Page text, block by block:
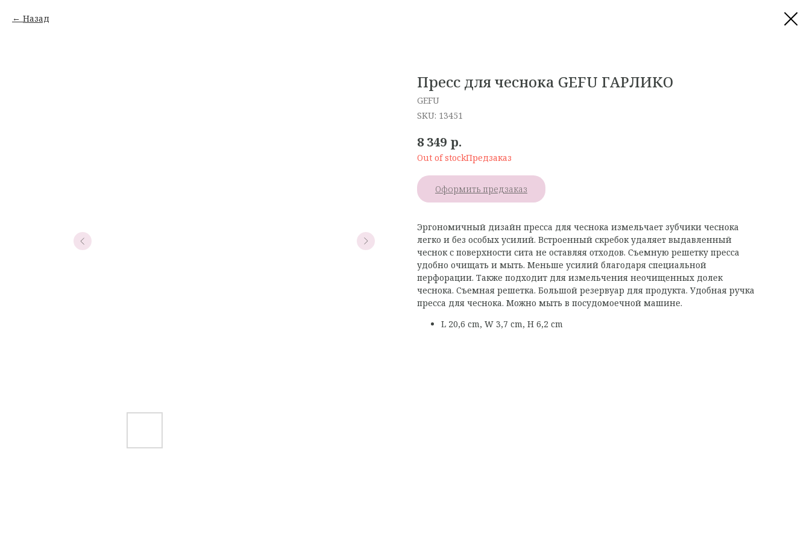
Назад
Пресс для чеснока GEFU ГАРЛИКО
GEFU
SKU: 13451
8 349 р.
Out of stock
Оформить предзаказ
Эргономичный дизайн пресса для чеснока измельчает зубчики чеснока
легко и без особых усилий. Встроенный скребок удаляет выдавленный
чеснок с поверхности сита не оставляя отходов. Съемную решетку пресса
удобно очищать и мыть. Меньше усилий благодаря специальной
перфорации. Также подходит для измельчения неочищенных долек
чеснока. Съемная решетка. Большой резервуар для продукта. Удобная ручка
пресса для чеснока. Можно мыть в посудомоечной машине.
L 20,6 cm, W 3,7 cm, H 6,2 cm